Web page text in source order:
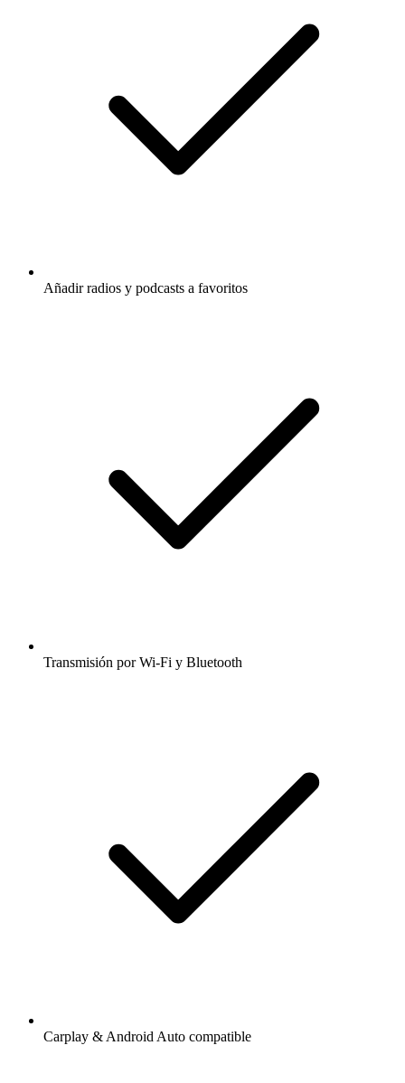
Añadir radios y podcasts a favoritos
Transmisión por Wi-Fi y Bluetooth
Carplay & Android Auto compatible